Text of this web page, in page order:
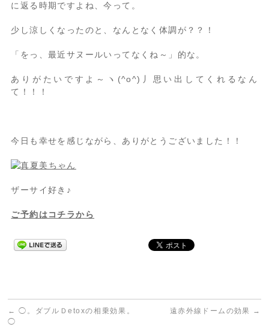
に返る時期ですよね、今って。
少し涼しくなったのと、なんとなく体調が？？！
「をっ、最近サヌールいってなくね～」的な。
ありがたいですよ～ヽ(^o^)丿思い出してくれるなん
て！！！
今日も幸せを感じながら、ありがとうございました！！
ザーサイ好き♪
ご予約はコチラから
← ◯。ダブルＤetoxの相乗効果。
◯
遠赤外線ドームの効果 →